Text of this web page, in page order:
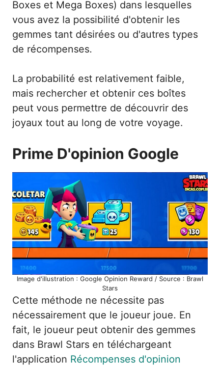
Boxes et Mega Boxes) dans lesquelles
vous avez la possibilité d'obtenir les
gemmes tant désirées ou d'autres types
de récompenses.
La probabilité est relativement faible,
mais rechercher et obtenir ces boîtes
peut vous permettre de découvrir des
joyaux tout au long de votre voyage.
Prime D'opinion Google
Image d'illustration : Google Opinion Reward / Source : Brawl
Stars
Cette méthode ne nécessite pas
nécessairement que le joueur joue. En
fait, le joueur peut obtenir des gemmes
dans Brawl Stars en téléchargeant
l'application Récompenses d'opinion